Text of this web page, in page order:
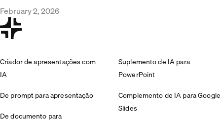
February 2, 2026
Criador de apresentações com
IA
De prompt para apresentação
De documento para
Suplemento de IA para
PowerPoint
Complemento de IA para Google
Slides